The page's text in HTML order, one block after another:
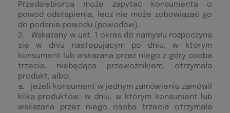
Przedsiębiorca może zapytać konsumenta o
powód odstąpienia, lecz nie może zobowiązać go
do podania powodu (powodów).
2. Wskazany w ust. 1 okres do namysłu rozpoczyna
się w dniu następującym po dniu, w którym
konsument lub wskazana przez niego z góry osoba
trzecia, niebędąca przewoźnikiem, otrzymała
produkt, albo:
a. jeżeli konsument w jednym zamówieniu zamówił
kilka produktów: w dniu, w którym konsument lub
wskazana przez niego osoba trzecia otrzymała